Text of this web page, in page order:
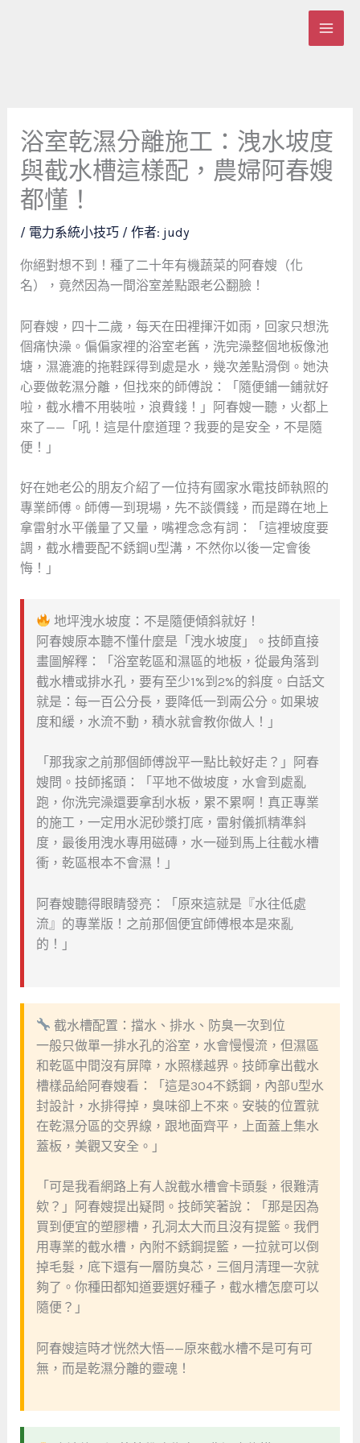
浴室乾濕分離施工：洩水坡度
與截水槽這樣配，農婦阿春嫂
都懂！
/ 電力系統小技巧/ 作者: judy
你絕對想不到！種了二十年有機蔬菜的阿春嫂（化
名），竟然因為一間浴室差點跟老公翻臉！
阿春嫂，四十二歲，每天在田裡揮汗如雨，回家只想洗
個痛快澡。偏偏家裡的浴室老舊，洗完澡整個地板像池
塘，濕漉漉的拖鞋踩得到處是水，幾次差點滑倒。她決
心要做乾濕分離，但找來的師傅說：「隨便鋪一鋪就好
啦，截水槽不用裝啦，浪費錢！」阿春嫂一聽，火都上
來了——「吼！這是什麼道理？我要的是安全，不是隨
便！」
好在她老公的朋友介紹了一位持有國家水電技師執照的
專業師傅。師傅一到現場，先不談價錢，而是蹲在地上
拿雷射水平儀量了又量，嘴裡念念有詞：「這裡坡度要
調，截水槽要配不銹鋼U型溝，不然你以後一定會後
悔！」
地坪洩水坡度：不是隨便傾斜就好！
阿春嫂原本聽不懂什麼是「洩水坡度」。技師直接
畫圖解釋：「浴室乾區和濕區的地板，從最角落到
截水槽或排水孔，要有至少1%到2%的斜度。白話文
就是：每一百公分長，要降低一到兩公分。如果坡
度和緩，水流不動，積水就會教你做人！」
「那我家之前那個師傅說平一點比較好走？」阿春
嫂問。技師搖頭：「平地不做坡度，水會到處亂
跑，你洗完澡還要拿刮水板，累不累啊！真正專業
的施工，一定用水泥砂漿打底，雷射儀抓精準斜
度，最後用洩水專用磁磚，水一碰到馬上往截水槽
衝，乾區根本不會濕！」
阿春嫂聽得眼睛發亮：「原來這就是『水往低處
流』的專業版！之前那個便宜師傅根本是來亂
的！」
截水槽配置：擋水、排水、防臭一次到位
一般只做單一排水孔的浴室，水會慢慢流，但濕區
和乾區中間沒有屏障，水照樣越界。技師拿出截水
槽樣品給阿春嫂看：「這是304不銹鋼，內部U型水
封設計，水排得掉，臭味卻上不來。安裝的位置就
在乾濕分區的交界線，跟地面齊平，上面蓋上集水
蓋板，美觀又安全。」
「可是我看網路上有人說截水槽會卡頭髮，很難清
欸？」阿春嫂提出疑問。技師笑著說：「那是因為
買到便宜的塑膠槽，孔洞太大而且沒有提籃。我們
用專業的截水槽，內附不銹鋼提籃，一拉就可以倒
掉毛髮，底下還有一層防臭芯，三個月清理一次就
夠了。你種田都知道要選好種子，截水槽怎麼可以
隨便？」
阿春嫂這時才恍然大悟——原來截水槽不是可有可
無，而是乾濕分離的靈魂！